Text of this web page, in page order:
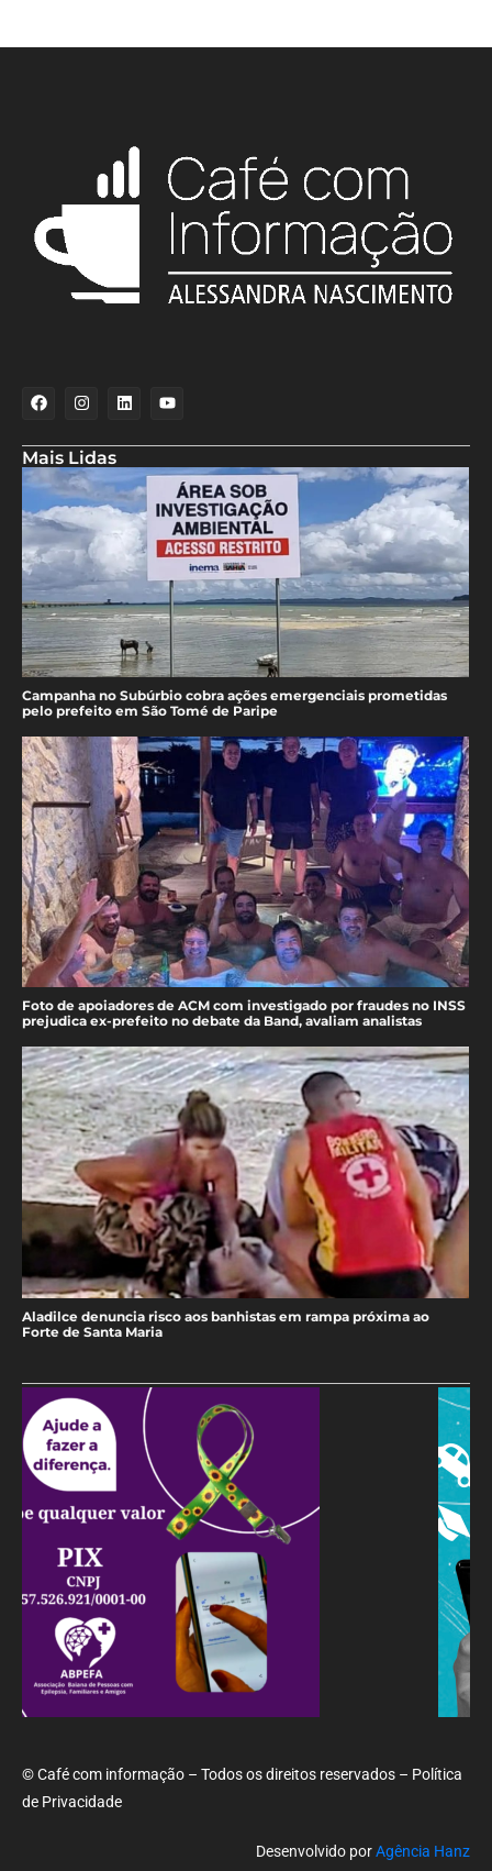
Mais Lidas
Campanha no Subúrbio cobra ações emergenciais prometidas
pelo prefeito em São Tomé de Paripe
Foto de apoiadores de ACM com investigado por fraudes no INSS
prejudica ex-prefeito no debate da Band, avaliam analistas
Aladilce denuncia risco aos banhistas em rampa próxima ao
Forte de Santa Maria
© Café com informação – Todos os direitos reservados – Política
de Privacidade
Desenvolvido porAgência Hanz